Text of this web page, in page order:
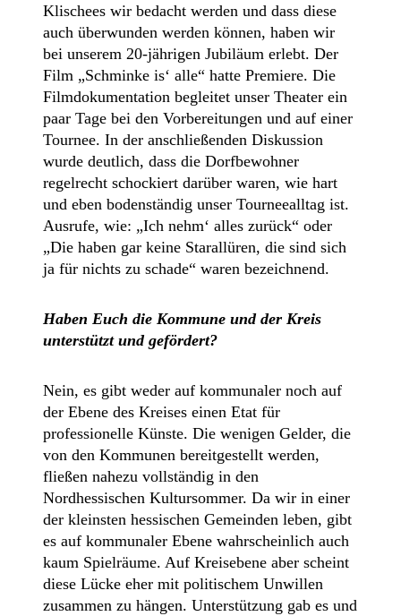
Klischees wir bedacht werden und dass diese
auch überwunden werden können, haben wir
bei unserem 20-jährigen Jubiläum erlebt. Der
Film „Schminke is‘ alle“ hatte Premiere. Die
Filmdokumentation begleitet unser Theater ein
paar Tage bei den Vorbereitungen und auf einer
Tournee. In der anschließenden Diskussion
wurde deutlich, dass die Dorfbewohner
regelrecht schockiert darüber waren, wie hart
und eben bodenständig unser Tourneealltag ist.
Ausrufe, wie: „Ich nehm‘ alles zurück“ oder
„Die haben gar keine Starallüren, die sind sich
ja für nichts zu schade“ waren bezeichnend.
Haben Euch die Kommune und der Kreis
unterstützt und gefördert?
Nein, es gibt weder auf kommunaler noch auf
der Ebene des Kreises einen Etat für
professionelle Künste. Die wenigen Gelder, die
von den Kommunen bereitgestellt werden,
fließen nahezu vollständig in den
Nordhessischen Kultursommer. Da wir in einer
der kleinsten hessischen Gemeinden leben, gibt
es auf kommunaler Ebene wahrscheinlich auch
kaum Spielräume. Auf Kreisebene aber scheint
diese Lücke eher mit politischem Unwillen
zusammen zu hängen. Unterstützung gab es und